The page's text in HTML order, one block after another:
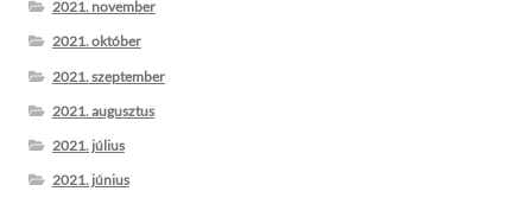
2021. november
2021. október
2021. szeptember
2021. augusztus
2021. július
2021. június